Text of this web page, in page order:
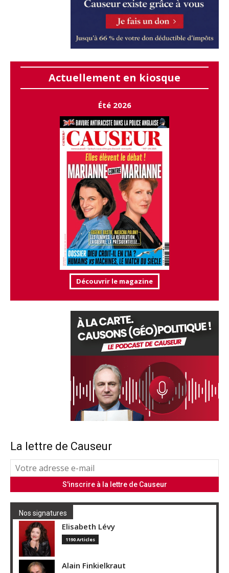
Actuellement en kiosque
Été 2026
Découvrir le magazine
La lettre de Causeur
Nos signatures
Elisabeth Lévy
1190 Articles
Alain Finkielkraut